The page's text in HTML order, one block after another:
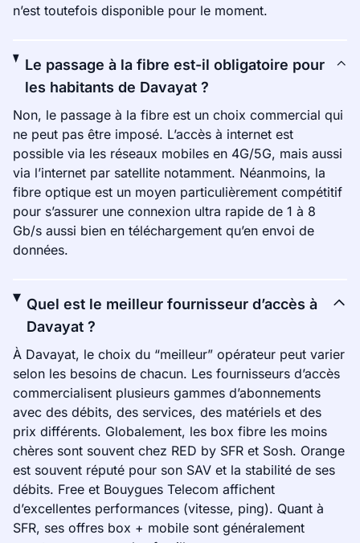
n’est toutefois disponible pour le moment.
Le passage à la fibre est-il obligatoire pour
les habitants de Davayat ?
Non, le passage à la fibre est un choix commercial qui
ne peut pas être imposé. L’accès à internet est
possible via les réseaux mobiles en 4G/5G, mais aussi
via l’internet par satellite notamment. Néanmoins, la
fibre optique est un moyen particulièrement compétitif
pour s’assurer une connexion ultra rapide de 1 à 8
Gb/s aussi bien en téléchargement qu’en envoi de
données.
Quel est le meilleur fournisseur d’accès à
Davayat ?
À Davayat, le choix du “meilleur” opérateur peut varier
selon les besoins de chacun. Les fournisseurs d’accès
commercialisent plusieurs gammes d’abonnements
avec des débits, des services, des matériels et des
prix différents. Globalement, les box fibre les moins
chères sont souvent chez RED by SFR et Sosh. Orange
est souvent réputé pour son SAV et la stabilité de ses
débits. Free et Bouygues Telecom affichent
d’excellentes performances (vitesse, ping). Quant à
SFR, ses offres box + mobile sont généralement